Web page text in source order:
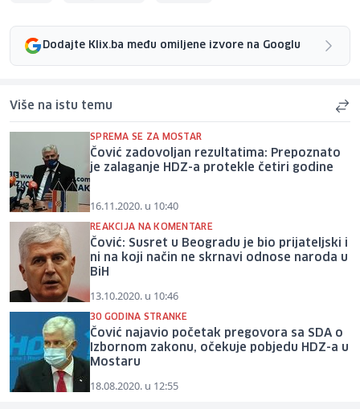
Dodajte Klix.ba među omiljene izvore na Googlu
Više na istu temu
SPREMA SE ZA MOSTAR
Čović zadovoljan rezultatima: Prepoznato
je zalaganje HDZ-a protekle četiri godine
16.11.2020. u 10:40
REAKCIJA NA KOMENTARE
Čović: Susret u Beogradu je bio prijateljski i
ni na koji način ne skrnavi odnose naroda u
BiH
13.10.2020. u 10:46
30 GODINA STRANKE
Čović najavio početak pregovora sa SDA o
Izbornom zakonu, očekuje pobjedu HDZ-a u
Mostaru
18.08.2020. u 12:55